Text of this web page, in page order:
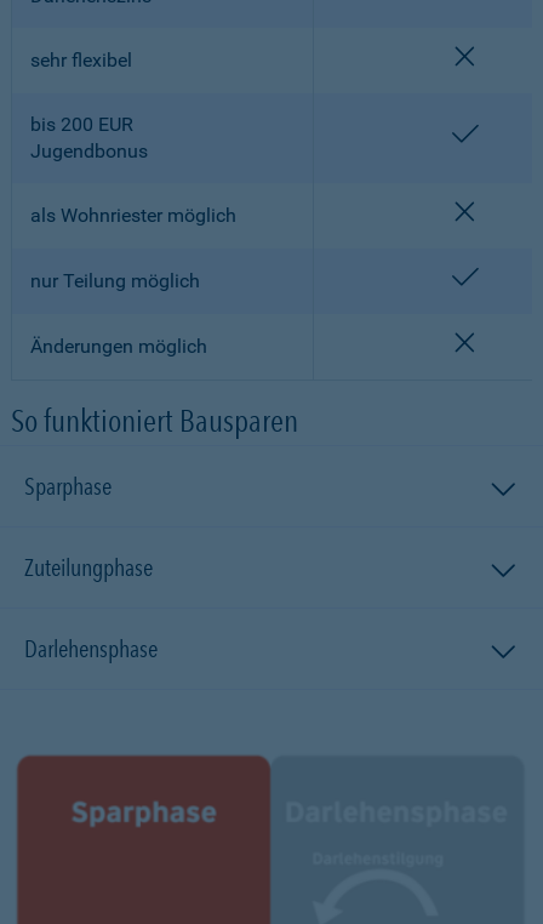
sehr flexibel
bis 200 EUR
Jugendbonus
als Wohnriester möglich
nur Teilung möglich
Änderungen möglich
So funktioniert Bausparen
Sparphase
Zuteilungphase
Darlehensphase